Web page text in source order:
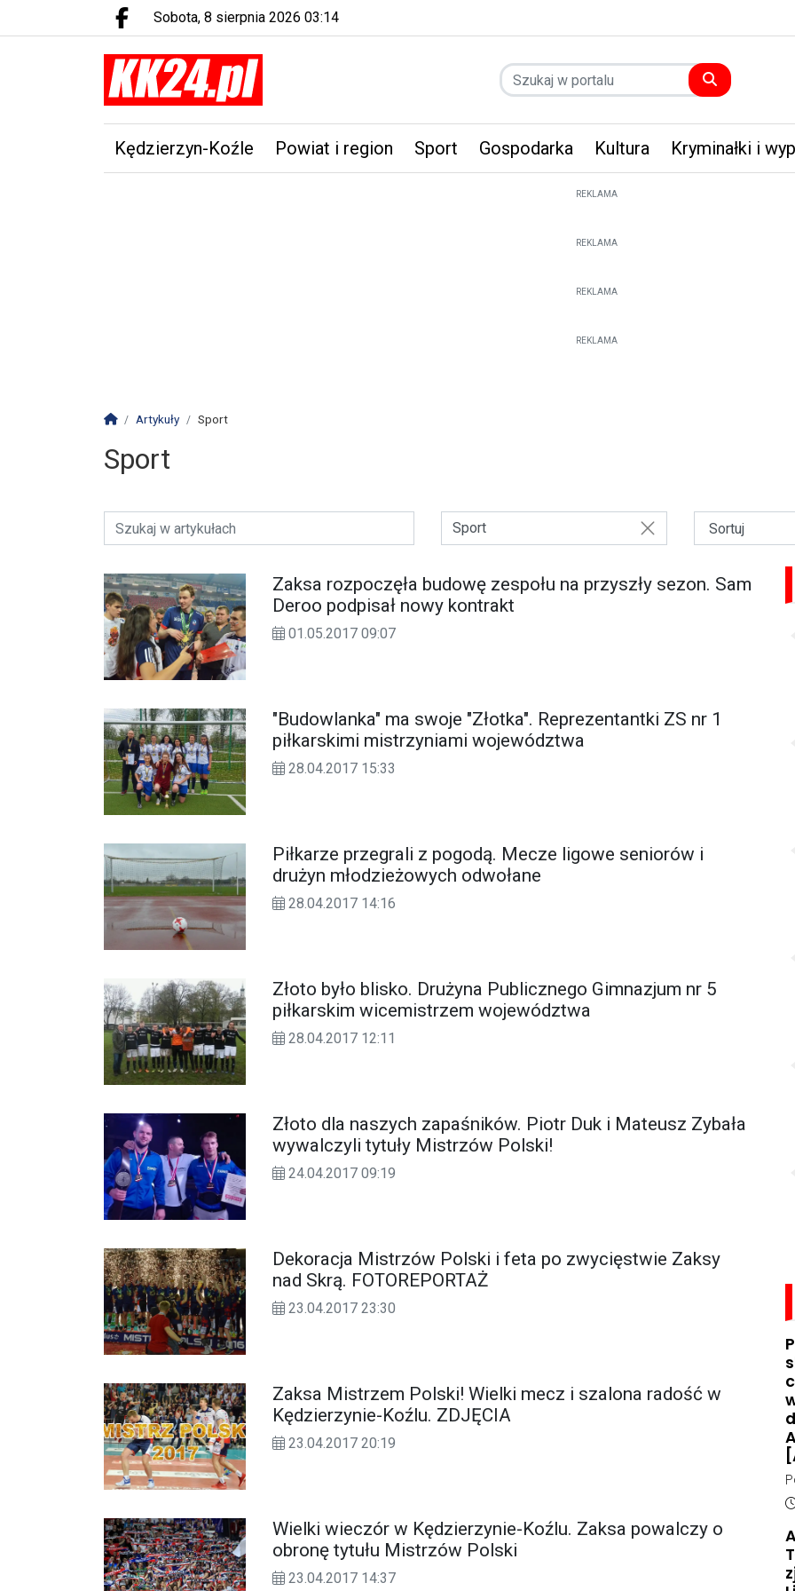
Facebook.com
sobota, 8 sierpnia 2026 03:14
Kędzierzyn-Koźle Powiat i region Sport Gospodarka Kultura Kryminałki i
REKLAMA
REKLAMA
REKLAMA
REKLAMA
Strona główna
Artykuły Sport
Sport
Sport
Zaksa rozpoczęła budowę zespołu na przyszły sezon. Sam
Deroo podpisał nowy kontrakt
01.05.2017 09:07
"Budowlanka" ma swoje "Złotka". Reprezentantki ZS nr 1
piłkarskimi mistrzyniami województwa
28.04.2017 15:33
Piłkarze przegrali z pogodą. Mecze ligowe seniorów i
drużyn młodzieżowych odwołane
28.04.2017 14:16
Złoto było blisko. Drużyna Publicznego Gimnazjum nr 5
piłkarskim wicemistrzem województwa
28.04.2017 12:11
Złoto dla naszych zapaśników. Piotr Duk i Mateusz Zybała
wywalczyli tytuły Mistrzów Polski!
24.04.2017 09:19
Dekoracja Mistrzów Polski i feta po zwycięstwie Zaksy
nad Skrą. FOTOREPORTAŻ
23.04.2017 23:30
Zaksa Mistrzem Polski! Wielki mecz i szalona radość w
Kędzierzynie-Koźlu. ZDJĘCIA
23.04.2017 20:19
Wielki wieczór w Kędzierzynie-Koźlu. Zaksa powalczy o
obronę tytułu Mistrzów Polski
23.04.2017 14:37